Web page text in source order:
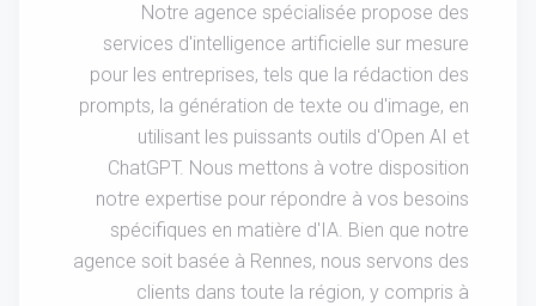
Notre agence spécialisée propose des
services d'intelligence artificielle sur mesure
pour les entreprises, tels que la rédaction des
prompts, la génération de texte ou d'image, en
utilisant les puissants outils d'Open AI et
ChatGPT. Nous mettons à votre disposition
notre expertise pour répondre à vos besoins
spécifiques en matière d'IA. Bien que notre
agence soit basée à Rennes, nous servons des
clients dans toute la région, y compris à